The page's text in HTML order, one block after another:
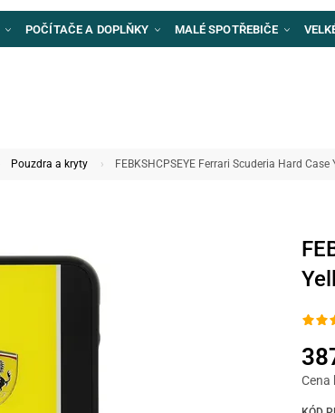
POČÍTAČE A DOPLŇKY MALÉ SPOTŘEBIČE
Pouzdra a kryty FEBKSHCPSEYE Ferrari Scuderia Hard
Cena